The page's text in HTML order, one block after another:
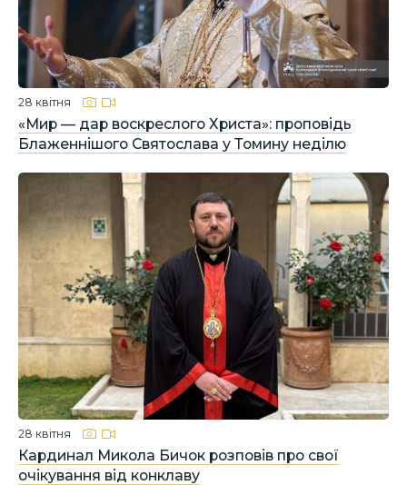
«Мир — дар воскреслого Христа»: проповідь
Блаженнішого Святослава у Томину неділю
28 квітня
Кардинал Микола Бичок розповів про свої
очікування від конклаву
28 квітня